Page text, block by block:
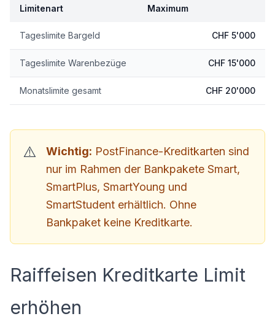
Limitenart Maximum
Tageslimite Bargeld CHF 5'000
Tageslimite Warenbezüge CHF 15'000
Monatslimite gesamt CHF 20'000
Wichtig: PostFinance-Kreditkarten sind
nur im Rahmen der Bankpakete Smart,
SmartPlus, SmartYoung und
SmartStudent erhältlich. Ohne
Bankpaket keine Kreditkarte.
Raiffeisen Kreditkarte Limit
erhöhen